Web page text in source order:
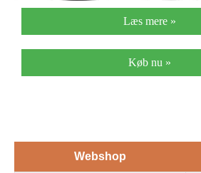
Læs mere »
Køb nu »
Webshop